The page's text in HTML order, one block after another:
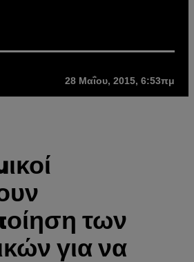
28 Μαΐου, 2015, 6:53πμ
των
για να